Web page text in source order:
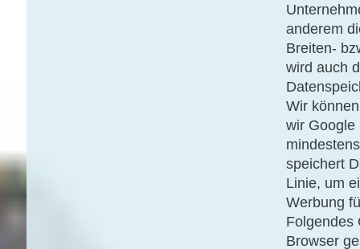
anderem
Breiten-
wird auch
Wir
wir Google
speichert
Linie, um
Werbung
Folgendes
Browser